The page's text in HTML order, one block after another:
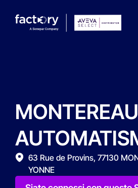
Che cosa sta cercando ?
MONTEREAU
63 Rue de Provins, 77130
YONNE